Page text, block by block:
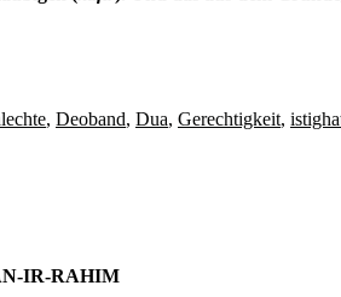
, Deoband, Dua, Gerechtigkeit,
IR-RAHIM